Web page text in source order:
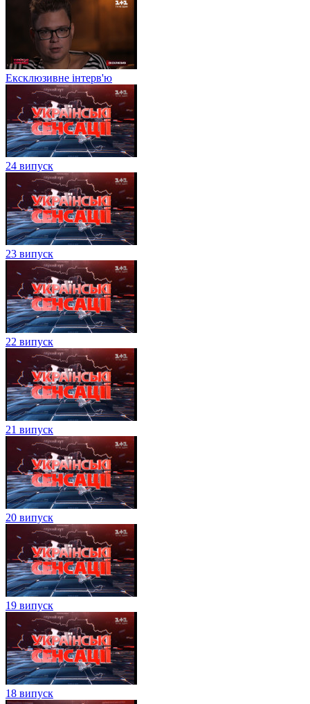
Ексклюзивне інтерв'ю
24 випуск
23 випуск
22 випуск
21 випуск
20 випуск
19 випуск
18 випуск